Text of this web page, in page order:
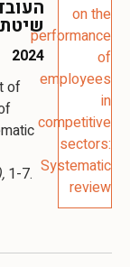
2024
of
1-7.